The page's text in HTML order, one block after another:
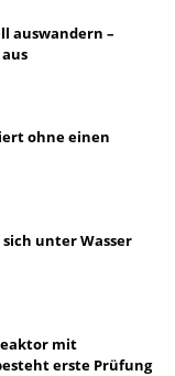
auswandern –
ohne einen
unter Wasser
mit
erste Prüfung